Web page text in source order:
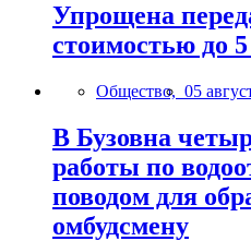
Упрощена
стоимостью до
Общество, 05
В Бузовна
работы по
поводом для
омбудсмену